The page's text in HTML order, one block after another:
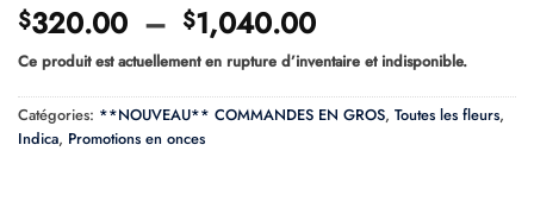
$320.00 – $1,040.00Plage
de
prix :
$320.00
Ce produit est actuellement en rupture d’inventaire et indisponible.
Catégories: **NOUVEAU** COMMANDES EN GROS, Toutes les fleurs,
Indica, Promotions en onces